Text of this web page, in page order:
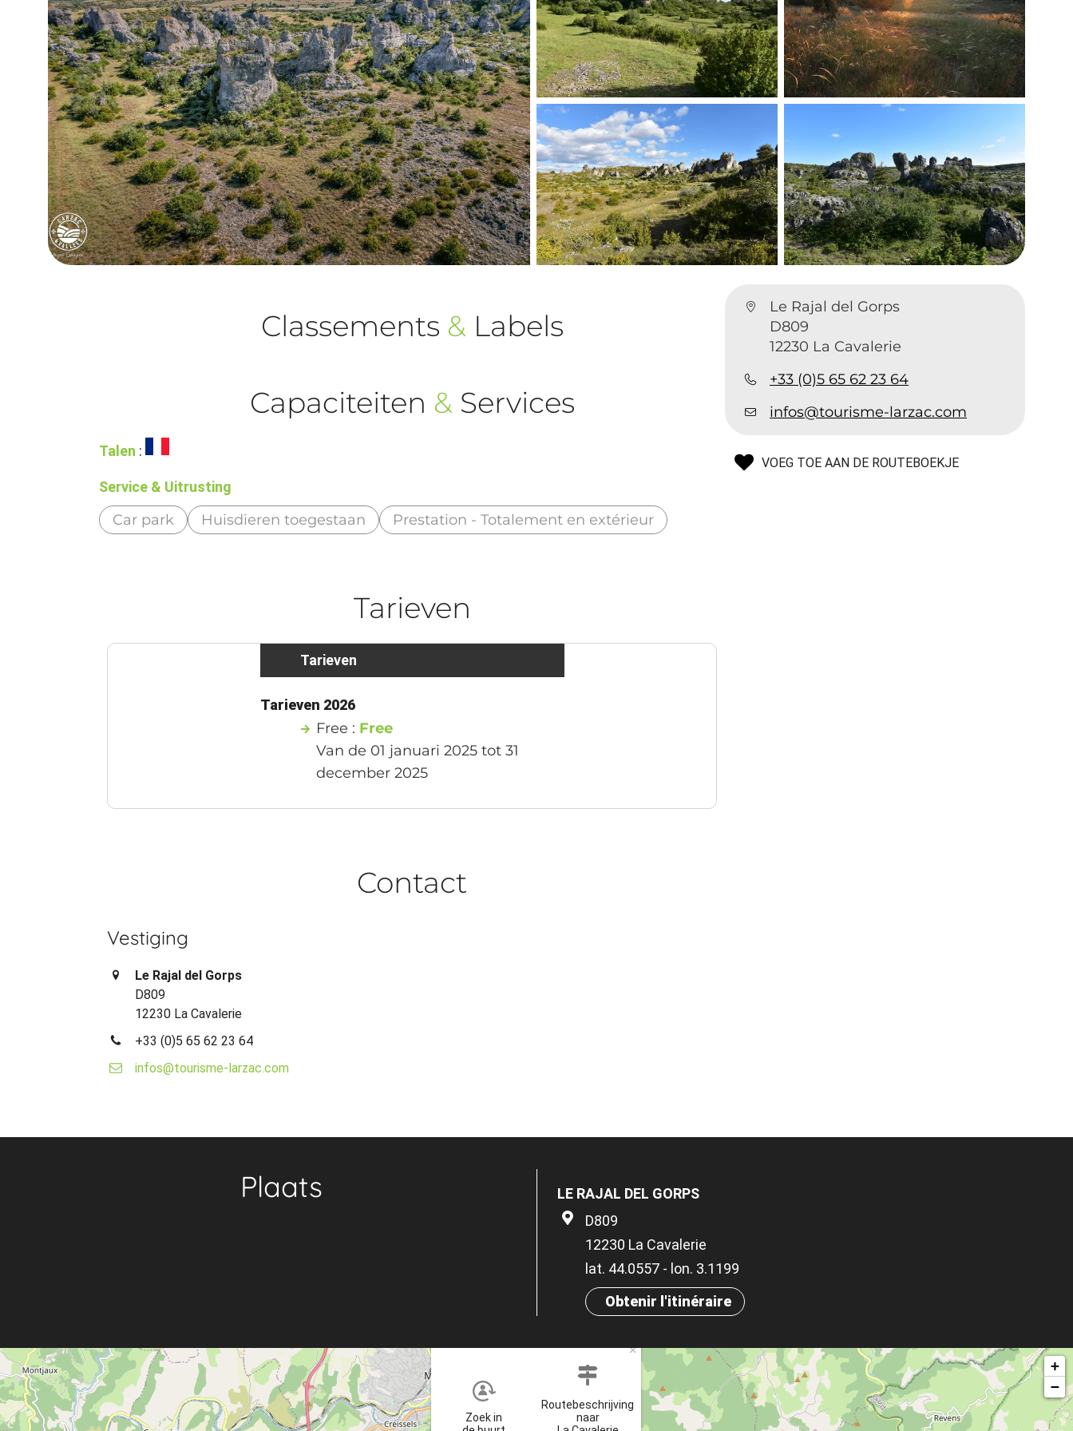
Le Rajal del Gorps
D809
12230 La Cavalerie
+33 (0)5 65 62 23 64
infos@tourisme-larzac.com
VOEG TOE AAN DE ROUTEBOEKJE
Classements & Labels
Capaciteiten & Services
Talen :
Service & Uitrusting
Car park Huisdieren toegestaan Prestation - Totalement en extérieur
Tarieven
Tarieven
Tarieven 2026
Free : Free
Van de 01 januari 2025 tot 31
december 2025
Contact
Vestiging
Le Rajal del Gorps
D809
12230 La Cavalerie
+33 (0)5 65 62 23 64
infos@tourisme-larzac.com
Plaats
LE RAJAL DEL GORPS
D809
12230 La Cavalerie
lat. 44.0557 - lon. 3.1199
Obtenir l'itinéraire
Zoek in
Routebeschrijving
naar
×
+
−